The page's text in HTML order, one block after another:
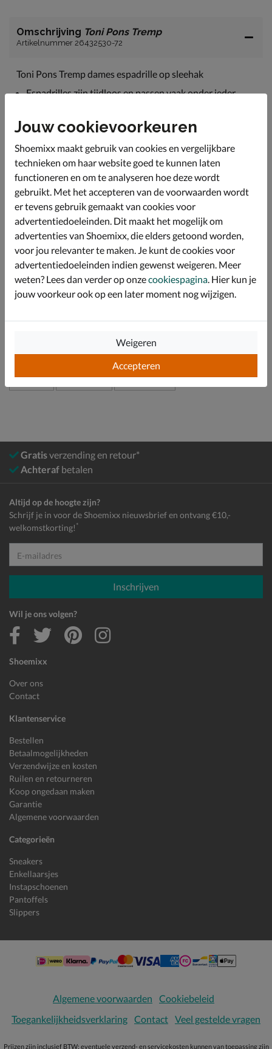
Omschrijving Toni Pons Tremp
Artikelnummer 26432530-72
Toni Pons Tremp dames espadrille op sleehak
Espadrilles zijn tijdloos en passen vaak onder ieder
Uitgevoerd in suède. Deze zachte leersoort vormt zich
makkelijk om de voet. De elastieken banden zorgen
voor een goede pasvorm.
De binnenvoering van de espadrille is gemaakt van
textiel en geeft een fijn draagcomfort.
Beschikt over een canvas voetbed met foamlaag voor
een goede demping en zacht gevoel tijdens het lopen.
Voorzien van een plateauzool van 2 cm hoog en een
hakhoogte van 6 cm.
Specificaties
Over Toni Pons
Dames Schoenen Espadrilles
Gratisverzending en retour*
Achteraf betalen
Shoemixx
Over ons
Contact
Klantenservice
Bestellen
Betaalmogelijkheden
Verzendwijze en kosten
Ruilen en retourneren
Koop ongedaan maken
Garantie
Algemene voorwaarden
Categorieën
Sneakers
Enkellaarsjes
Instapschoenen
Pantoffels
Slippers
Altijd op de hoogte zijn?
Schrijf je in voor de Shoemixx nieuwsbrief en ontvang €10,-
welkomstkorting! *
E-mailadres
Inschrijven
Wil je ons volgen?
Algemene voorwaarden
Cookiebeleid
Toegankelijkheidsverklaring Contact Veel gestelde vragen
Prijzen zijn inclusief BTW; eventuele verzend- en servicekosten kunnen van toepassing zijn
Jouw cookievoorkeuren
Shoemixx maakt gebruik van cookies en vergelijkbare
technieken om haar website goed te kunnen laten
functioneren en om te analyseren hoe deze wordt
gebruikt. Met het accepteren van de voorwaarden wordt
er tevens gebruik gemaakt van cookies voor
advertentiedoeleinden. Dit maakt het mogelijk om
advertenties van Shoemixx, die elders getoond worden,
voor jou relevanter te maken. Je kunt de cookies voor
advertentiedoeleinden indien gewenst weigeren. Meer
weten? Lees dan verder op onzecookiespagina. Hier kun je
jouw voorkeur ook op een later moment nog wijzigen.
Accepteren
Weigeren